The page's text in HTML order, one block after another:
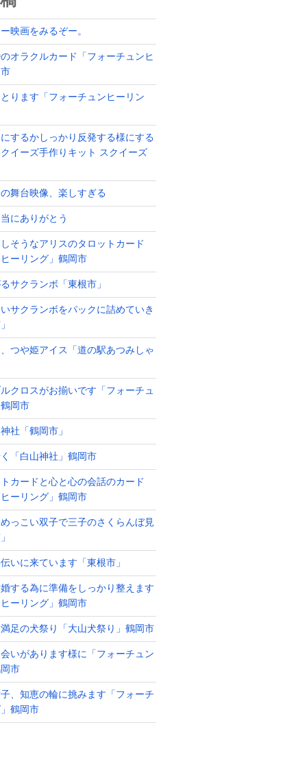
映画をみるぞー。
オラクルカード「フォーチュンヒ
ります「フォーチュンヒーリン
するかしっかり反発する様にする
イーズ手作りキット スクイーズ
舞台映像、楽しすぎる
にありがとう
そうなアリスのタロットカード
ーリング」鶴岡市
サクランボ「東根市」
サクランボをパックに詰めていき
つや姫アイス「道の駅あつみしゃ
クロスがお揃いです「フォーチュ
岡市
社「鶴岡市」
「白山神社」鶴岡市
カードと心と心の会話のカード
ーリング」鶴岡市
っこい双子で三子のさくらんぼ見
いに来ています「東根市」
する為に準備をしっかり整えます
ーリング」鶴岡市
足の犬祭り「大山犬祭り」鶴岡市
いがあります様に「フォーチュン
市
、知恵の輪に挑みます「フォーチ
鶴岡市